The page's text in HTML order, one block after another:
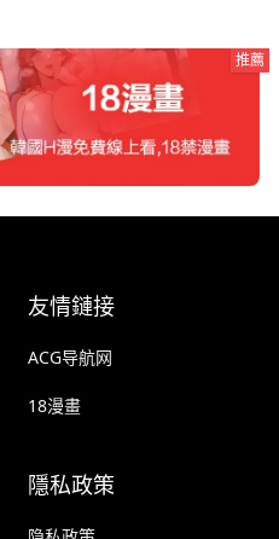
推薦
友情鏈接
ACG导航网
18漫畫
隱私政策